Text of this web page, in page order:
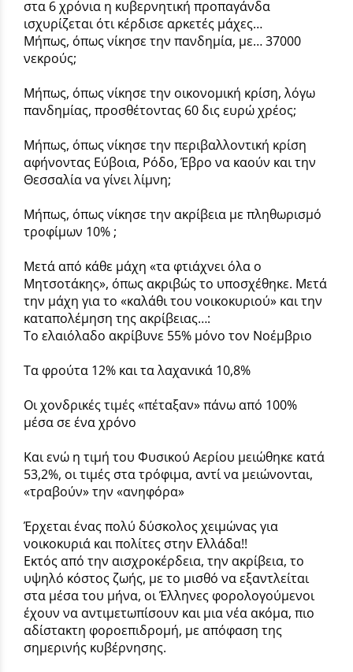
στα 6 χρόνια η κυβερνητική προπαγάνδα
ισχυρίζεται ότι κέρδισε αρκετές μάχες…
Μήπως, όπως νίκησε την πανδημία, με… 37000
νεκρούς;
Μήπως, όπως νίκησε την οικονομική κρίση, λόγω
πανδημίας, προσθέτοντας 60 δις ευρώ χρέος;
Μήπως, όπως νίκησε την περιβαλλοντική κρίση
αφήνοντας Εύβοια, Ρόδο, Έβρο να καούν και την
Θεσσαλία να γίνει λίμνη;
Μήπως, όπως νίκησε την ακρίβεια με πληθωρισμό
τροφίμων 10% ;
Μετά από κάθε μάχη «τα φτιάχνει όλα ο
Μητσοτάκης», όπως ακριβώς το υποσχέθηκε. Μετά
την μάχη για το «καλάθι του νοικοκυριού» και την
καταπολέμηση της ακρίβειας…:
To ελαιόλαδο ακρίβυνε 55% μόνο τον Νοέμβριο
Τα φρούτα 12% και τα λαχανικά 10,8%
Οι χονδρικές τιμές «πέταξαν» πάνω από 100%
μέσα σε ένα χρόνο
Και ενώ η τιμή του Φυσικού Αερίου μειώθηκε κατά
53,2%, οι τιμές στα τρόφιμα, αντί να μειώνονται,
«τραβούν» την «ανηφόρα»
Έρχεται ένας πολύ δύσκολος χειμώνας για
νοικοκυριά και πολίτες στην Ελλάδα!!
Εκτός από την αισχροκέρδεια, την ακρίβεια, το
υψηλό κόστος ζωής, με το μισθό να εξαντλείται
στα μέσα του μήνα, οι Έλληνες φορολογούμενοι
έχουν να αντιμετωπίσουν και μια νέα ακόμα, πιο
αδίστακτη φοροεπιδρομή, με απόφαση της
σημερινής κυβέρνησης.